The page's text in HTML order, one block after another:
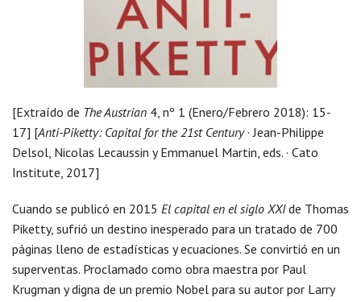
[Extraído de The Austrian 4, nº 1 (Enero/Febrero 2018): 15-
17] [Anti-Piketty: Capital for the 21st Century· Jean-Philippe
Delsol, Nicolas Lecaussin y Emmanuel Martin, eds. · Cato
Institute, 2017]
Cuando se publicó en 2015 El capital en el siglo XXIde Thomas
Piketty, sufrió un destino inesperado para un tratado de 700
páginas lleno de estadísticas y ecuaciones. Se convirtió en un
superventas. Proclamado como obra maestra por Paul
Krugman y digna de un premio Nobel para su autor por Larry